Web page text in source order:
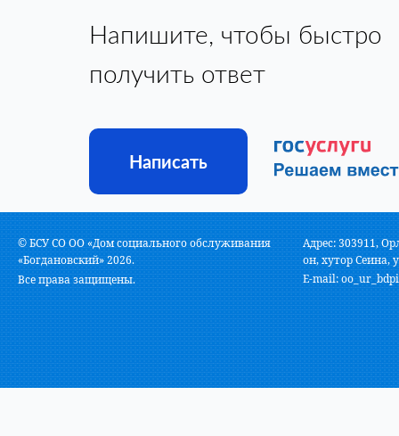
Напишите, чтобы быстро
получить ответ
Написать
© БСУ СО ОО «Дом социального обслуживания
«Богдановский» 2026.
Все права защищены.
Адрес: 303911,
он, хутор Сеина,
E-mail: